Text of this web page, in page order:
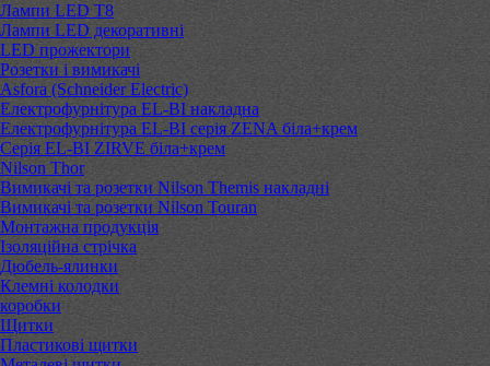
Лампи LED Т8
Лампи LED декоративні
LED прожектори
Розетки і вимикачі
Asfora (Schneider Electric)
Електрофурнітура EL-BI накладна
Електрофурнітура EL-BI серія ZENA біла+крем
Серія EL-BI ZIRVE біла+крем
Nilson Thor
Вимикачі та розетки Nilson Themis накладні
Вимикачі та розетки Nilson Touran
Монтажна продукція
Ізоляційна стрічка
Дюбель-ялинки
Клемні колодки
коробки
Щитки
Пластикові щитки